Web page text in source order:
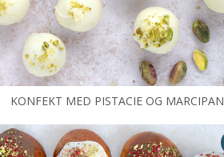
KONFEKT MED PISTACIE OG MARCIPAN